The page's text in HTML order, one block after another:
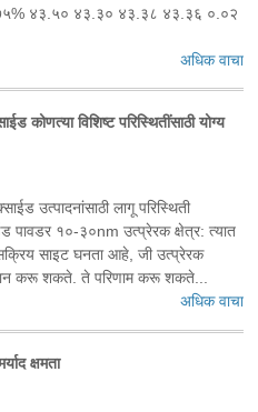
४३.५० ४३.३० ४३.३८ ४३.३६ ०.०२
अधिक वाचा
कोणत्या विशिष्ट परिस्थितींसाठी योग्य
उत्पादनांसाठी लागू परिस्थिती
पावडर १०-३०nm उत्प्रेरक क्षेत्र: त्यात
साइट घनता आहे, जी उत्प्रेरक
करू शकते. ते परिणाम करू शकते...
अधिक वाचा
क्षमता